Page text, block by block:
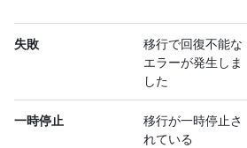
失敗
移行で回復不能な
エラーが発生しま
した
一時停止
移行が一時停止さ
れている